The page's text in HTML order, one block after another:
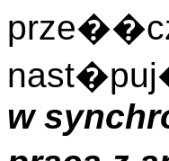
w